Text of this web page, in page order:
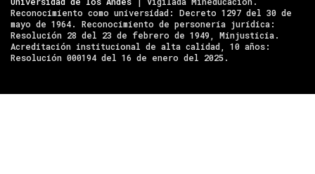
Reconocimiento como universidad: Decreto 1297 del 30 de
mayo de 1964. Reconocimiento de personería jurídica:
Resolución 28 del 23 de febrero de 1949, Minjusticia.
Acreditación institucional de alta calidad, 10 años:
Resolución 000194 del 16 de enero del 2025.